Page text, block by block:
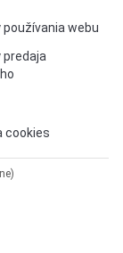
používania webu
predaja
cookies